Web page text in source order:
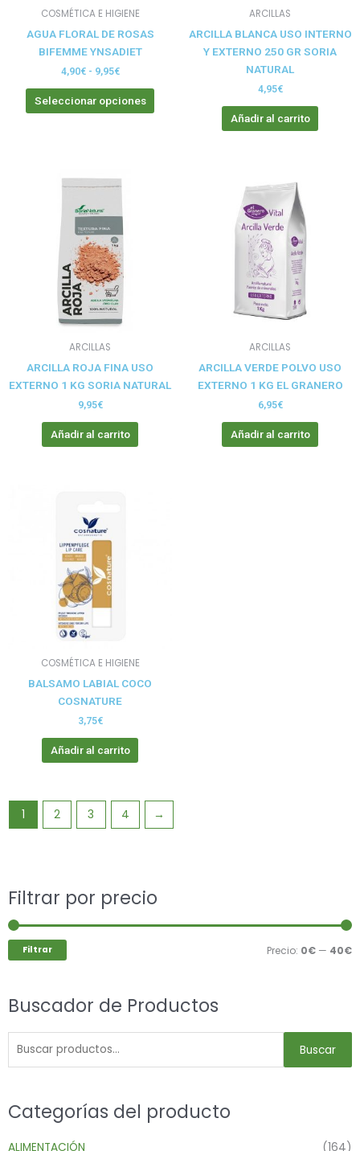
COSMÉTICA E HIGIENE
AGUA FLORAL DE ROSAS
BIFEMME YNSADIET
4,90€ - 9,95€
Seleccionar opciones
la
producto
ARCILLAS
ARCILLA BLANCA USO INTERNO
Y EXTERNO 250 GR SORIA
NATURAL
4,95€
Añadir al carrito
ARCILLAS
ARCILLA ROJA FINA USO
EXTERNO 1 KG SORIA NATURAL
9,95€
Añadir al carrito
ARCILLAS
ARCILLA VERDE POLVO USO
EXTERNO 1 KG EL GRANERO
6,95€
Añadir al carrito
COSMÉTICA E HIGIENE
BALSAMO LABIAL COCO
COSNATURE
3,75€
Añadir al carrito
1 2 3 4 →
Filtrar por precio
Filtrar Precio: 0€ — 40€
Buscador de Productos
Buscar
Buscar
Categorías del producto
ALIMENTACIÓN
(164)